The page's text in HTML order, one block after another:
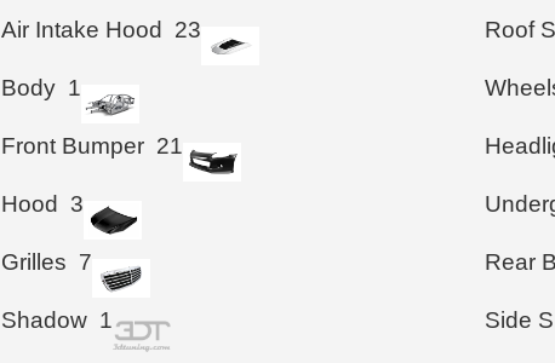
Air Intake Hood 23 Roof
Body 1
Front Bumper 21
Hood 3
Grilles 7 Rear
Shadow 1 Side